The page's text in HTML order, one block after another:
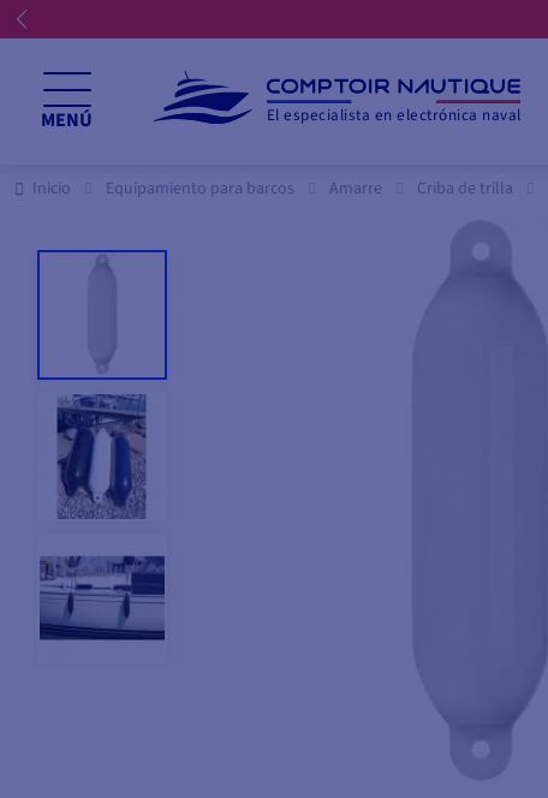
MENÚ El especialista en electrónica naval
Inicio Equipamiento para barcos Amarre Criba de trilla